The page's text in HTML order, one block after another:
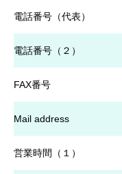
電話番号（代表）
電話番号（２）
FAX番号
Mail address
営業時間（１）